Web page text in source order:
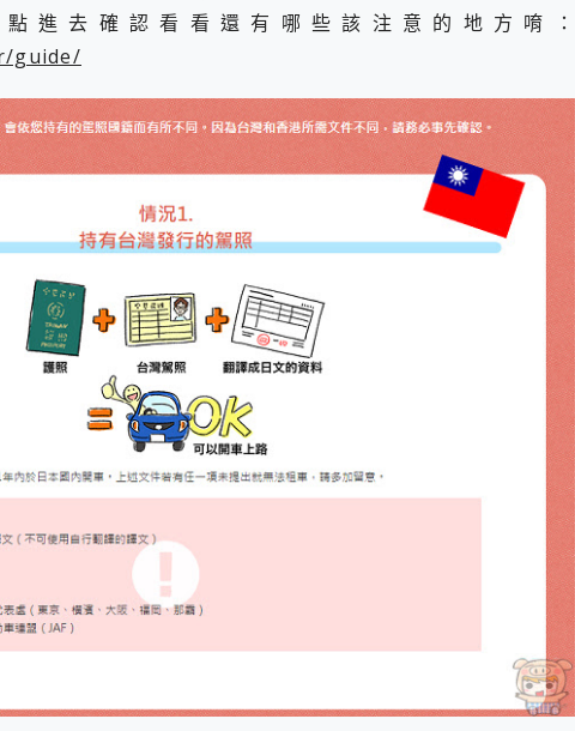
進去確認看看還有哪些該注意的地方唷：
guide/